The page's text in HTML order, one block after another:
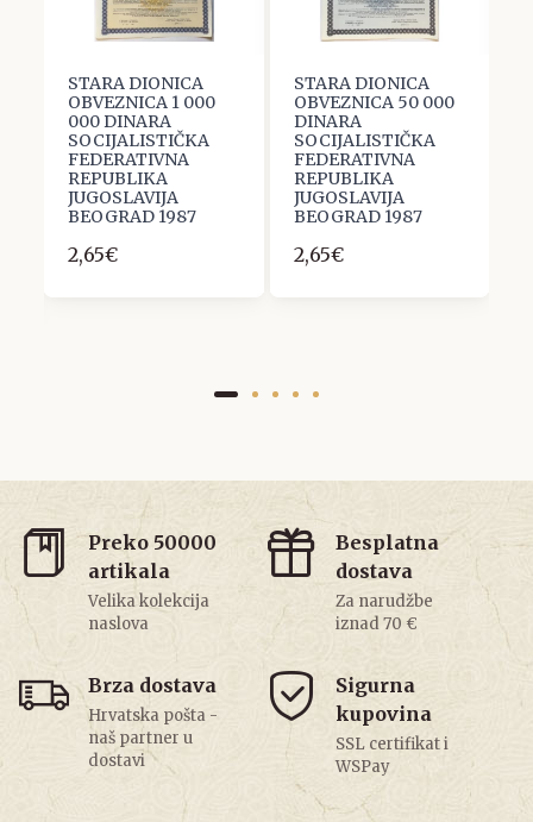
STARA DIONICA
OBVEZNICA 1 000
000 DINARA
SOCIJALISTIČKA
FEDERATIVNA
REPUBLIKA
JUGOSLAVIJA
BEOGRAD 1987
2,65€
STARA DIONICA
OBVEZNICA 50 000
DINARA
SOCIJALISTIČKA
FEDERATIVNA
REPUBLIKA
JUGOSLAVIJA
BEOGRAD 1987
2,65€
Preko 50000
artikala
Velika kolekcija
naslova
Besplatna
dostava
Za narudžbe
iznad 70 €
Brza dostava
Hrvatska pošta -
naš partner u
dostavi
Sigurna
kupovina
SSL certifikat i
WSPay